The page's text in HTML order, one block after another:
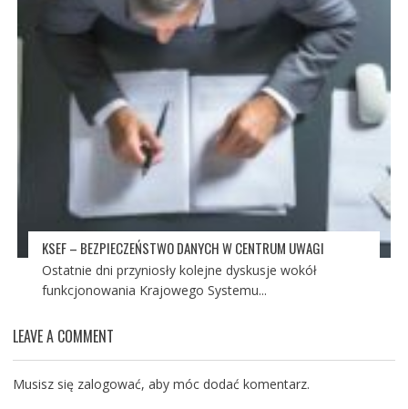
KSEF – BEZPIECZEŃSTWO DANYCH W CENTRUM UWAGI
Ostatnie dni przyniosły kolejne dyskusje wokół
funkcjonowania Krajowego Systemu...
LEAVE A COMMENT
Musisz się zalogować, aby móc dodać komentarz.